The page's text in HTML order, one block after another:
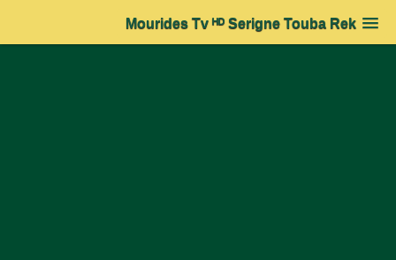
Mourides Tv ᴴᴰ Serigne Touba Rek